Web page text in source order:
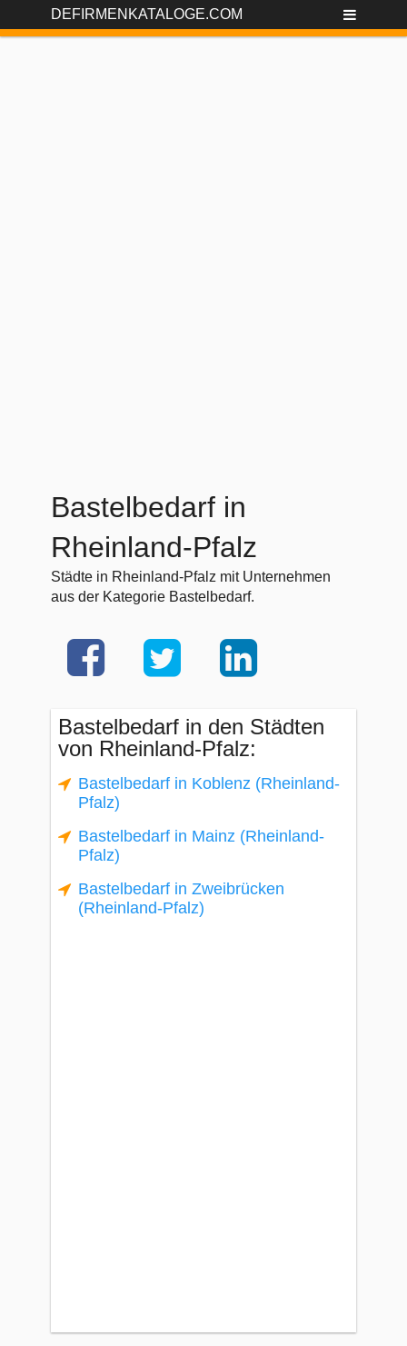
DEFIRMENKATALOGE.COM
Bastelbedarf in
Rheinland-Pfalz
Städte in Rheinland-Pfalz mit Unternehmen
aus der Kategorie Bastelbedarf.
Bastelbedarf in den Städten
von Rheinland-Pfalz:
Bastelbedarf in Koblenz (Rheinland-
Pfalz)
Bastelbedarf in Mainz (Rheinland-
Pfalz)
Bastelbedarf in Zweibrücken
(Rheinland-Pfalz)